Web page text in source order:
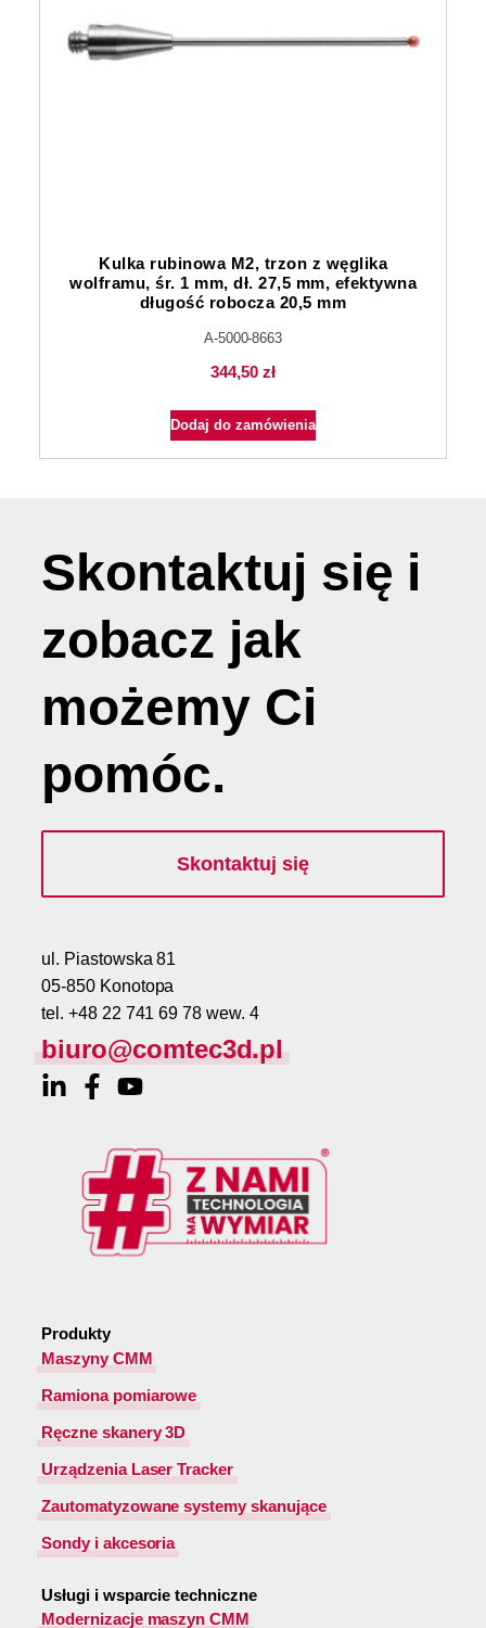
Kulka rubinowa M2, trzon z węglika
wolframu, śr. 1 mm, dł. 27,5 mm, efektywna
długość robocza 20,5 mm
A-5000-8663
344,50 zł
Dodaj do zamówienia
Skontaktuj się i
zobacz jak
możemy Ci
pomóc.
Skontaktuj się
ul. Piastowska 81
05-850 Konotopa
tel. +48 22 741 69 78 wew. 4
biuro@comtec3d.pl
Produkty
Maszyny CMM
Ramiona pomiarowe
Ręczne skanery 3D
Urządzenia Laser Tracker
Zautomatyzowane systemy skanujące
Sondy i akcesoria
Usługi i wsparcie techniczne
Modernizacje maszyn CMM